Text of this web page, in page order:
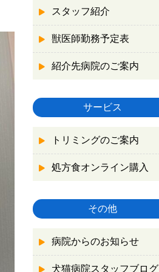
スタッフ紹介
獣医師勤務予定表
紹介先病院のご案内
サービス
トリミングのご案内
処方食オンライン購入
その他
病院からのお知らせ
犬猫病院スタッフブログ